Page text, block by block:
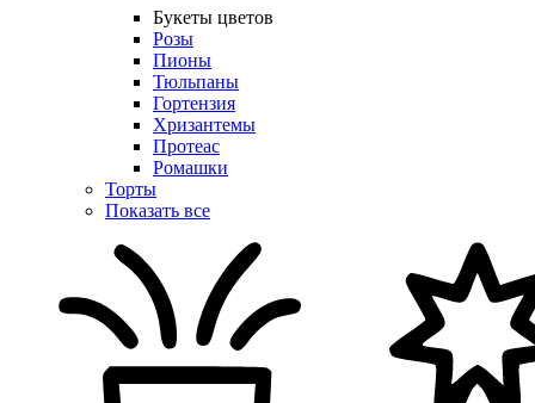
Букеты цветов
Розы
Пионы
Тюльпаны
Гортензия
Хризантемы
Протеас
Ромашки
Торты
Показать все